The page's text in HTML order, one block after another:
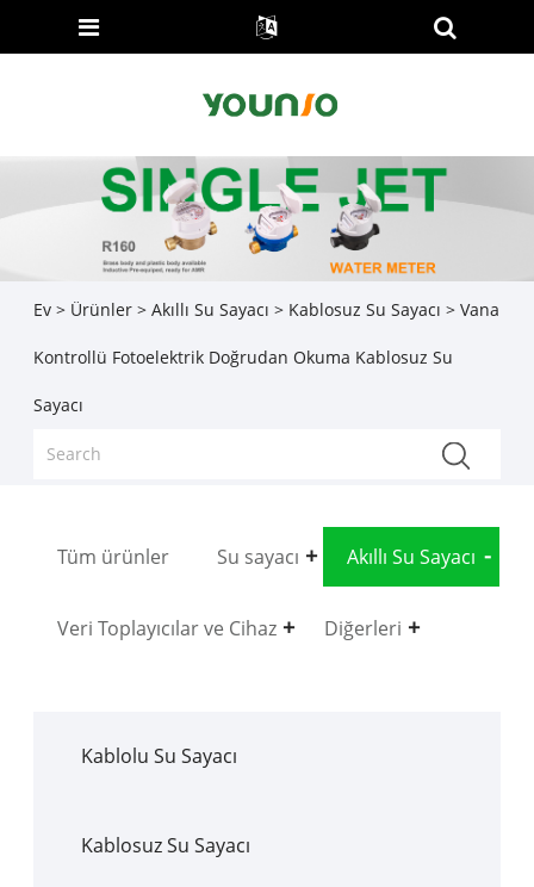
Ev > Ürünler> Akıllı Su Sayacı > Kablosuz Su Sayacı > Vana
Kontrollü Fotoelektrik Doğrudan Okuma Kablosuz Su
Sayacı
Tüm ürünler Su sayacı Akıllı Su Sayacı
Veri Toplayıcılar ve Cihaz Diğerleri
Kablolu Su Sayacı
Kablosuz Su Sayacı